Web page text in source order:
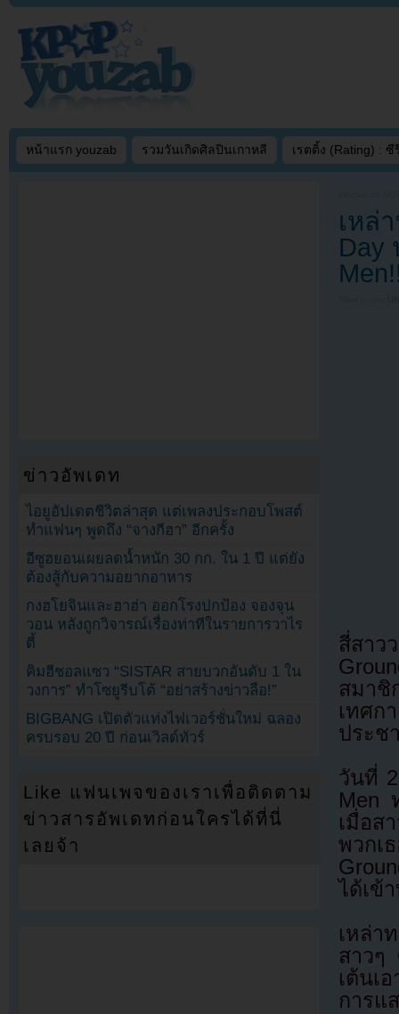
หน้าแรก youzab รวมวันเกิดศิลปินเกาหลี เรตติ้ง (Rating) : ซี
เหล่
Day
สี่สาว
สมา
เทศก
ประช
วันที่
Men
เมื่อส
พวกเ
ได้เข้
เหล่า
สาวๆ
เต้นเ
การแ
ข่าวอัพเดท
ไอยูอัปเดตชีวิตล่าสุด แต่เพลงประกอบโพสต์
ทำแฟนๆ พูดถึง “จางกีฮา” อีกครั้ง
อีซูฮยอนเผยลดน้ำหนัก 30 กก. ใน 1 ปี แต่ยัง
ต้องสู้กับความอยากอาหาร
กงฮโยจินและฮาฮ่า ออกโรงปกป้อง จองจุน
วอน หลังถูกวิจารณ์เรื่องท่าทีในรายการวาไร
ตี้
คิมฮีชอลแซว “SISTAR สายบวกอันดับ 1 ใน
วงการ” ทำโซยูรีบโต้ “อย่าสร้างข่าวลือ!”
BIGBANG เปิดตัวแท่งไฟเวอร์ชั่นใหม่ ฉลอง
ครบรอบ 20 ปี ก่อนเวิลด์ทัวร์
Like แฟนเพจของเราเพื่อติดตาม
ข่าวสารอัพเดทก่อนใครได้ที่นี่
เลยจ้า